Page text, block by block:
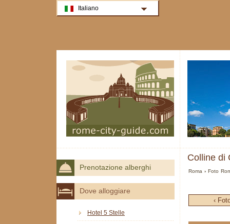
Colline di
Roma ›Foto
‹
Prenotazione alberghi
Dove alloggiare
Hotel 5 Stelle
Italiano